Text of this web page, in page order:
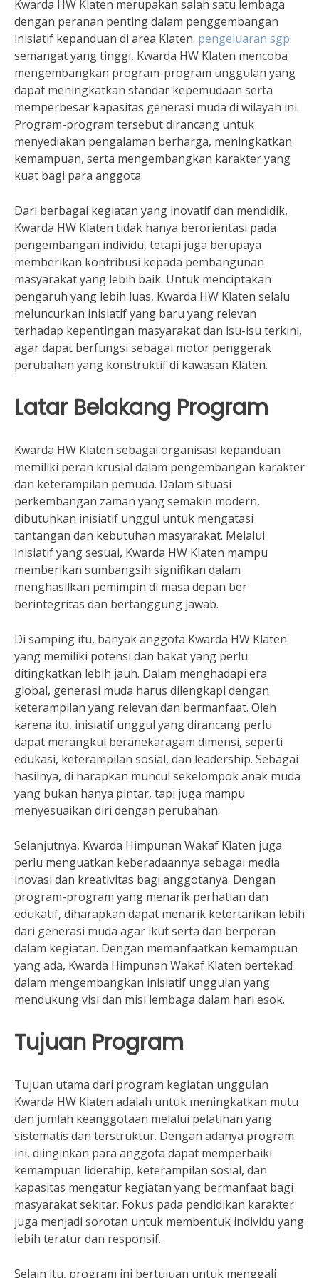
Kwarda HW Klaten merupakan salah satu lembaga
dengan peranan penting dalam penggembangan
inisiatif kepanduan di area Klaten. pengeluaran sgp
semangat yang tinggi, Kwarda HW Klaten mencoba
mengembangkan program-program unggulan yang
dapat meningkatkan standar kepemudaan serta
memperbesar kapasitas generasi muda di wilayah ini.
Program-program tersebut dirancang untuk
menyediakan pengalaman berharga, meningkatkan
kemampuan, serta mengembangkan karakter yang
kuat bagi para anggota.
Dari berbagai kegiatan yang inovatif dan mendidik,
Kwarda HW Klaten tidak hanya berorientasi pada
pengembangan individu, tetapi juga berupaya
memberikan kontribusi kepada pembangunan
masyarakat yang lebih baik. Untuk menciptakan
pengaruh yang lebih luas, Kwarda HW Klaten selalu
meluncurkan inisiatif yang baru yang relevan
terhadap kepentingan masyarakat dan isu-isu terkini,
agar dapat berfungsi sebagai motor penggerak
perubahan yang konstruktif di kawasan Klaten.
Latar Belakang Program
Kwarda HW Klaten sebagai organisasi kepanduan
memiliki peran krusial dalam pengembangan karakter
dan keterampilan pemuda. Dalam situasi
perkembangan zaman yang semakin modern,
dibutuhkan inisiatif unggul untuk mengatasi
tantangan dan kebutuhan masyarakat. Melalui
inisiatif yang sesuai, Kwarda HW Klaten mampu
memberikan sumbangsih signifikan dalam
menghasilkan pemimpin di masa depan ber
berintegritas dan bertanggung jawab.
Di samping itu, banyak anggota Kwarda HW Klaten
yang memiliki potensi dan bakat yang perlu
ditingkatkan lebih jauh. Dalam menghadapi era
global, generasi muda harus dilengkapi dengan
keterampilan yang relevan dan bermanfaat. Oleh
karena itu, inisiatif unggul yang dirancang perlu
dapat merangkul beranekaragam dimensi, seperti
edukasi, keterampilan sosial, dan leadership. Sebagai
hasilnya, di harapkan muncul sekelompok anak muda
yang bukan hanya pintar, tapi juga mampu
menyesuaikan diri dengan perubahan.
Selanjutnya, Kwarda Himpunan Wakaf Klaten juga
perlu menguatkan keberadaannya sebagai media
inovasi dan kreativitas bagi anggotanya. Dengan
program-program yang menarik perhatian dan
edukatif, diharapkan dapat menarik ketertarikan lebih
dari generasi muda agar ikut serta dan berperan
dalam kegiatan. Dengan memanfaatkan kemampuan
yang ada, Kwarda Himpunan Wakaf Klaten bertekad
dalam mengembangkan inisiatif unggulan yang
mendukung visi dan misi lembaga dalam hari esok.
Tujuan Program
Tujuan utama dari program kegiatan unggulan
Kwarda HW Klaten adalah untuk meningkatkan mutu
dan jumlah keanggotaan melalui pelatihan yang
sistematis dan terstruktur. Dengan adanya program
ini, diinginkan para anggota dapat memperbaiki
kemampuan liderahip, keterampilan sosial, dan
kapasitas mengatur kegiatan yang bermanfaat bagi
masyarakat sekitar. Fokus pada pendidikan karakter
juga menjadi sorotan untuk membentuk individu yang
lebih teratur dan responsif.
Selain itu, program ini bertujuan untuk menggali